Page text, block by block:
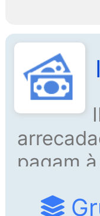
pagam